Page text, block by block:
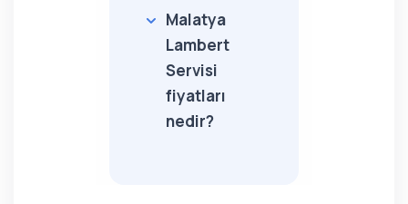
Malatya
Lambert
Servisi
fiyatları
nedir?